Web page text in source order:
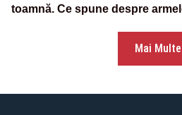
toamnă. Ce spune despre
Mai Multe